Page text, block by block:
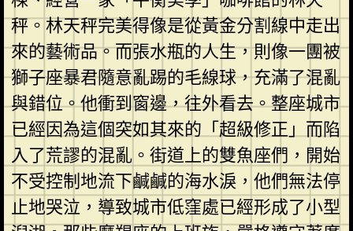
秤。林天秤完美得像是從黃金分割線中走出
來的藝術品。而張水瓶的人生，則像一團被
獅子座暴君隨意亂踢的毛線球，充滿了混亂
與錯位。他衝到窗邊，往外看去。整座城市
已經因為這個突如其來的「超級修正」而陷
入了荒謬的混亂。街道上的雙魚座們，開始
不受控制地流下鹹鹹的海水淚，他們無法停
止地哭泣，導致城市低窪處已經形成了小型